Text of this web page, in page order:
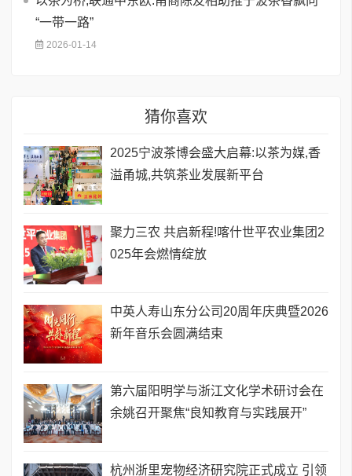
“一带一路”
2026-01-14
猜你喜欢
2025宁波茶博会盛大启幕:以茶为媒,香
溢甬城,共筑茶业发展新平台
聚力三农 共启新程!喀什世平农业集团2
025年会燃情绽放
中英人寿山东分公司20周年庆典暨2026
新年音乐会圆满结束
​第六届阳明学与浙江文化学术研讨会在
余姚召开聚焦“良知教育与实践展开”
杭州浙里宠物经济研究院正式成立 引领